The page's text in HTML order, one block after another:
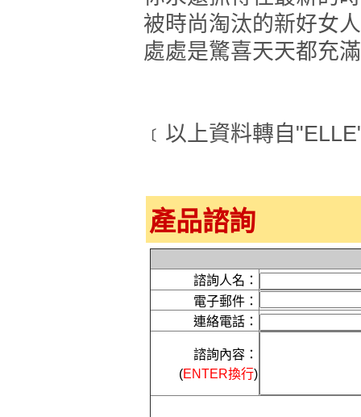
被時尚淘汰的新好女
處處是驚喜天天都充
﹝以上資料轉自
產品諮詢
諮詢人名：
電子郵件：
連絡電話：
諮詢內容：
(ENTER換行)